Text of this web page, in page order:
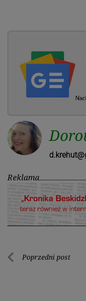
Reklama
Nawigacja
Poprzedni post